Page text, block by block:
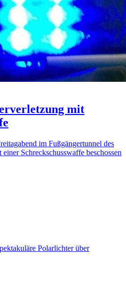
mit
im Fußgängertunnel des
Schreckschusswaffe beschossen
Polarlichter über